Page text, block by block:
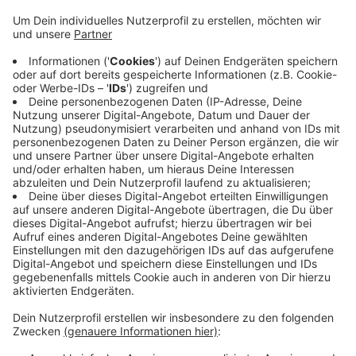
Tage dauert, bis das Ergebnis mitgeteilt wird,
sollte eigentlich nicht sein - passiere aber, sagt
Sozialdezernent Stefan Kühn. Er rechnet mit einer
Verbesserung, weil die Test-Kapazitäten ab
morgen größer sein werden und mehr Menschen
da sind, die die Patienten danach informieren.
Dabei sei es immer wichtiger, die Wuppertaler zu
informieren, bei denen der Test eine Corona-
Infektion ergeben hat. Die Negativ-Ergebnisse
würden auch mitgeteilt, das sei aber nur die zweite
Priorität.
Veröffentlicht:Freitag, 27.03.2020 15:50
Anzeige